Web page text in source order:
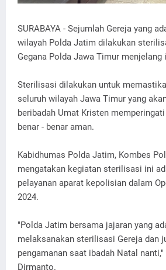
SURABAYA - Sejumlah Gereja yang
wilayah Polda Jatim dilakukan
Gegana Polda Jawa Timur menjelang
Sterilisasi dilakukan untuk
seluruh wilayah Jawa Timur yang
beribadah Umat Kristen
benar - benar aman.
Kabidhumas Polda Jatim, Kombes
mengatakan kegiatan sterilisasi ini
pelayanan aparat kepolisian dalam
2024.
"Polda Jatim bersama jajaran yang
melaksanakan sterilisasi Gereja dan
pengamanan saat ibadah Natal
Dirmanto.